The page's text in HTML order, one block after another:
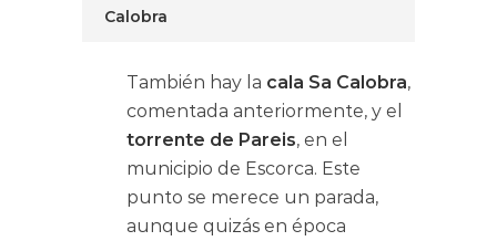
Calobra
También hay la cala Sa Calobra,
comentada anteriormente, y el
torrente de Pareis, en el
municipio de Escorca. Este
punto se merece un parada,
aunque quizás en época